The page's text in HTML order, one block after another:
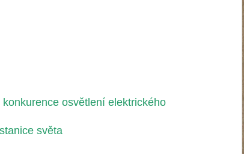
osvětlení elektrického
světa